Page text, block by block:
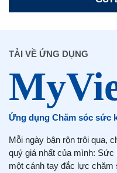
TẢI VỀ ỨNG DỤNG
Ứng dụng Chăm sóc sức
Mỗi ngày bận rộn trôi qua,
quý giá nhất của mình:
một cánh tay đắc lực chăm